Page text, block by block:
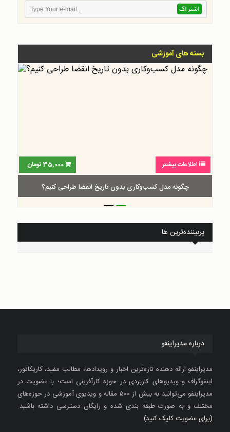
بسته های آموزشی
اطلاعات بیشتر 35,000 تومان
چگونه مدل کسب‌و‌کاری بدون تاریخ انقضا طراحی کنیم؟
__
پربیننده‌ترین ها
درباره مدیراینفو
مدیراینفو ارائه دهنده تازه‌ترین اخبار و رویدادها، مطالب مفید، کاریکاتور،
اینفوگراف و ویدیوهای کاربردی در حوزه کارآفرینی است؛ با عضویت در
مدیراینفو می‌توانید به بیش از ۵۰۰ مقاله و ویدیوی آموزشی در حوزه‌های
مختلف و به صورت طبقه بندی شده و رایگان دسترسی داشته باشید.
(برای عضویت کلیک کنید)